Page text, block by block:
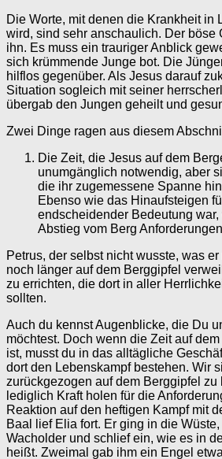
Die Worte, mit denen die Krankheit in
wird, sind sehr anschaulich. Der böse
ihn. Es muss ein trauriger Anblick
sich krümmende Junge bot. Die
hilflos gegenüber. Als Jesus darauf
Situation sogleich mit seiner
übergab den Jungen geheilt und
Zwei Dinge ragen aus diesem
Die Zeit, die Jesus auf dem
unumgänglich notwendig, aber
die ihr zugemessene Spanne
Ebenso wie das Hinaufsteigen
endscheidender Bedeutung
Abstieg vom Berg
Petrus, der selbst nicht wusste, was
noch länger auf dem Berggipfel
zu errichten, die dort in aller
sollten.
Auch du kennst Augenblicke, die Du
möchtest. Doch wenn die Zeit auf
ist, musst du in das alltägliche
dort den Lebenskampf bestehen. Wir
zurückgezogen auf dem Berggipfel zu
lediglich Kraft holen für die
Reaktion auf den heftigen Kampf mit
Baal lief Elia fort. Er ging in die
Wacholder und schlief ein, wie es in
heißt. Zweimal gab ihm ein Engel